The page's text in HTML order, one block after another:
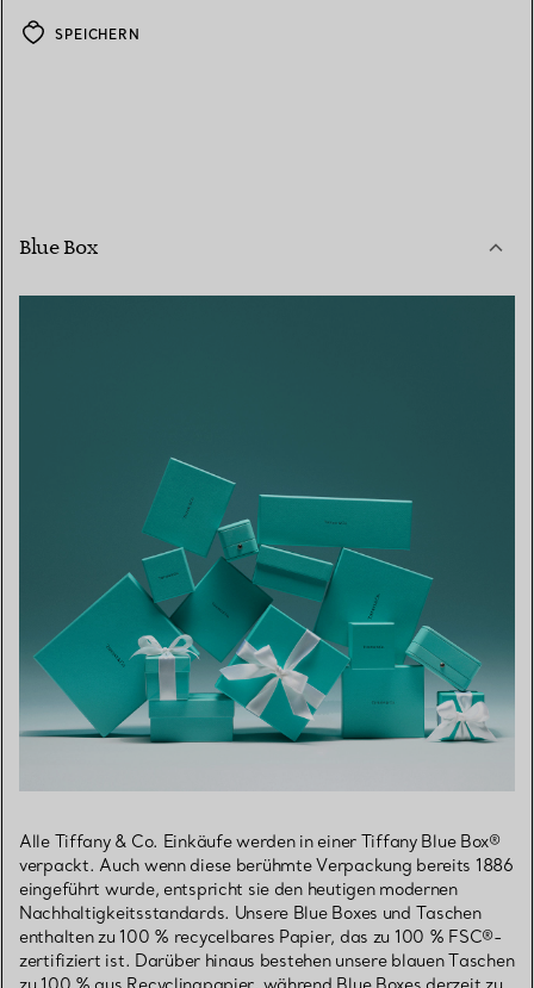
SPEICHERN
Blue Box
Alle Tiffany & Co. Einkäufe werden in einer Tiffany Blue Box®
verpackt. Auch wenn diese berühmte Verpackung bereits 1886
eingeführt wurde, entspricht sie den heutigen modernen
Nachhaltigkeitsstandards. Unsere Blue Boxes und Taschen
enthalten zu 100 % recycelbares Papier, das zu 100 % FSC®-
zertifiziert ist. Darüber hinaus bestehen unsere blauen Taschen